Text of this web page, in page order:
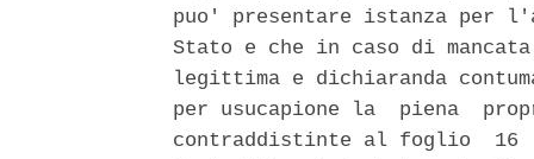
puo' presentare istanza per
Stato e che in caso di
legittima e dichiaranda
per usucapione la  piena
contraddistinte al foglio  16